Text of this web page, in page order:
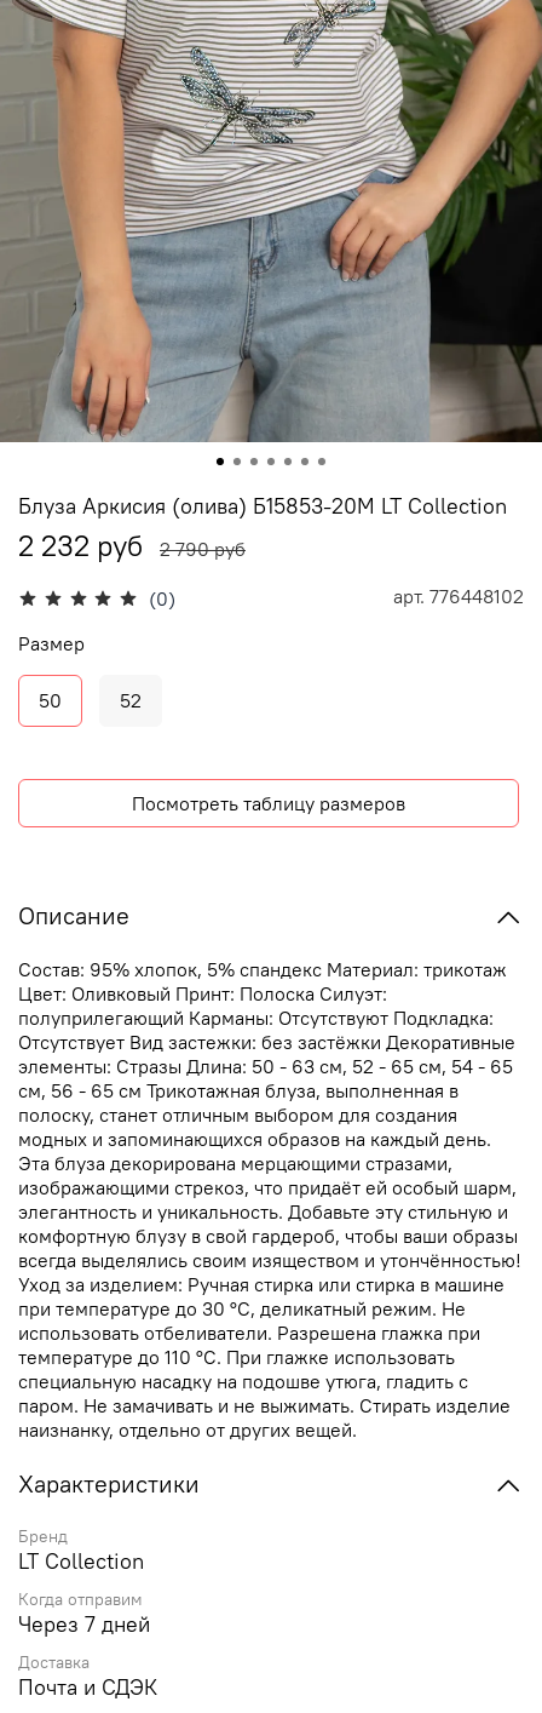
(0) арт. 776448102
Блуза Аркисия (олива) Б15853-20М LT Collection
2 232 руб 2 790 руб
Размер
50 52
Посмотреть таблицу размеров
Описание
Состав: 95% хлопок, 5% спандекс Материал: трикотаж
Цвет: Оливковый Принт: Полоска Силуэт:
полуприлегающий Карманы: Отсутствуют Подкладка:
Отсутствует Вид застежки: без застёжки Декоративные
элементы: Стразы Длина: 50 - 63 см, 52 - 65 см, 54 - 65
см, 56 - 65 см Трикотажная блуза, выполненная в
полоску, станет отличным выбором для создания
модных и запоминающихся образов на каждый день.
Эта блуза декорирована мерцающими стразами,
изображающими стрекоз, что придаёт ей особый шарм,
элегантность и уникальность. Добавьте эту стильную и
комфортную блузу в свой гардероб, чтобы ваши образы
всегда выделялись своим изяществом и утончённостью!
Уход за изделием: Ручная стирка или стирка в машине
при температуре до 30 °C, деликатный режим. Не
использовать отбеливатели. Разрешена глажка при
температуре до 110 °C. При глажке использовать
специальную насадку на подошве утюга, гладить с
паром. Не замачивать и не выжимать. Стирать изделие
наизнанку, отдельно от других вещей.
Характеристики
Бренд
LT Collection
Когда отправим
Через 7 дней
Доставка
Почта и СДЭК